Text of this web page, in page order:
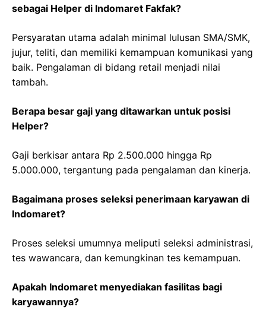
sebagai Helper di Indomaret Fakfak?
Persyaratan utama adalah minimal lulusan SMA/SMK,
jujur, teliti, dan memiliki kemampuan komunikasi yang
baik. Pengalaman di bidang retail menjadi nilai
tambah.
Berapa besar gaji yang ditawarkan untuk posisi
Helper?
Gaji berkisar antara Rp 2.500.000 hingga Rp
5.000.000, tergantung pada pengalaman dan kinerja.
Bagaimana proses seleksi penerimaan karyawan di
Indomaret?
Proses seleksi umumnya meliputi seleksi administrasi,
tes wawancara, dan kemungkinan tes kemampuan.
Apakah Indomaret menyediakan fasilitas bagi
karyawannya?